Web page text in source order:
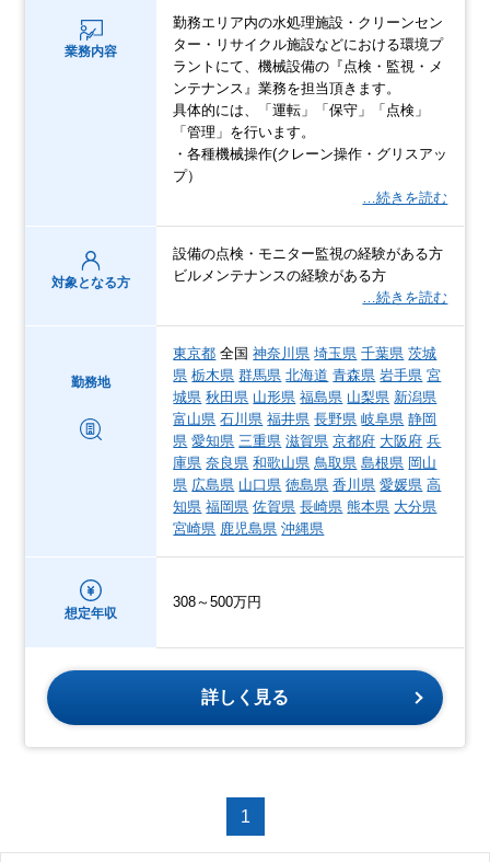
業務内容
勤務エリア内の水処理施設・クリーンセン
ター・リサイクル施設などにおける環境プ
ラントにて、機械設備の『点検・監視・メ
ンテナンス』業務を担当頂きます。
具体的には、「運転」「保守」「点検」
「管理」を行います。
・各種機械操作(クレーン操作・グリスアッ
プ）
…続きを読む
対象となる方
設備の点検・モニター監視の経験がある方
ビルメンテナンスの経験がある方
…続きを読む
勤務地
東京都 全国神奈川県 埼玉県 千葉県 茨城
県 栃木県 群馬県 北海道 青森県 岩手県 宮
城県 秋田県 山形県 福島県 山梨県 新潟県
富山県 石川県 福井県 長野県 岐阜県 静岡
県 愛知県 三重県 滋賀県 京都府 大阪府 兵
庫県 奈良県 和歌山県 鳥取県 島根県 岡山
県 広島県 山口県 徳島県 香川県 愛媛県 高
知県 福岡県 佐賀県 長崎県 熊本県 大分県
宮崎県 鹿児島県 沖縄県
想定年収
308～500万円
詳しく見る
1